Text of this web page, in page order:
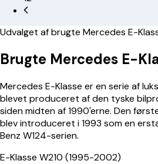
Udvalget af brugte Mercedes E-
Brugte Mercedes E-
Mercedes E-Klasse er en serie af
blevet produceret af den tyske
siden midten af 1990'erne. Den
blev introduceret i 1993 som en
Benz W124-serien.
E-Klasse W210 (1995-2002)